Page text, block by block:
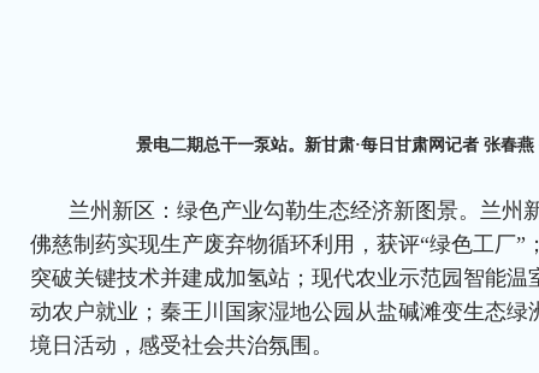
景电二期总干一泵站。新甘肃·每日甘肃网记者 张春燕
兰州新区：绿色产业勾勒生态经济新图景。兰州
佛慈制药实现生产废弃物循环利用，获评“绿色工厂”
突破关键技术并建成加氢站；现代农业示范园智能温
动农户就业；秦王川国家湿地公园从盐碱滩变生态绿
境日活动，感受社会共治氛围。